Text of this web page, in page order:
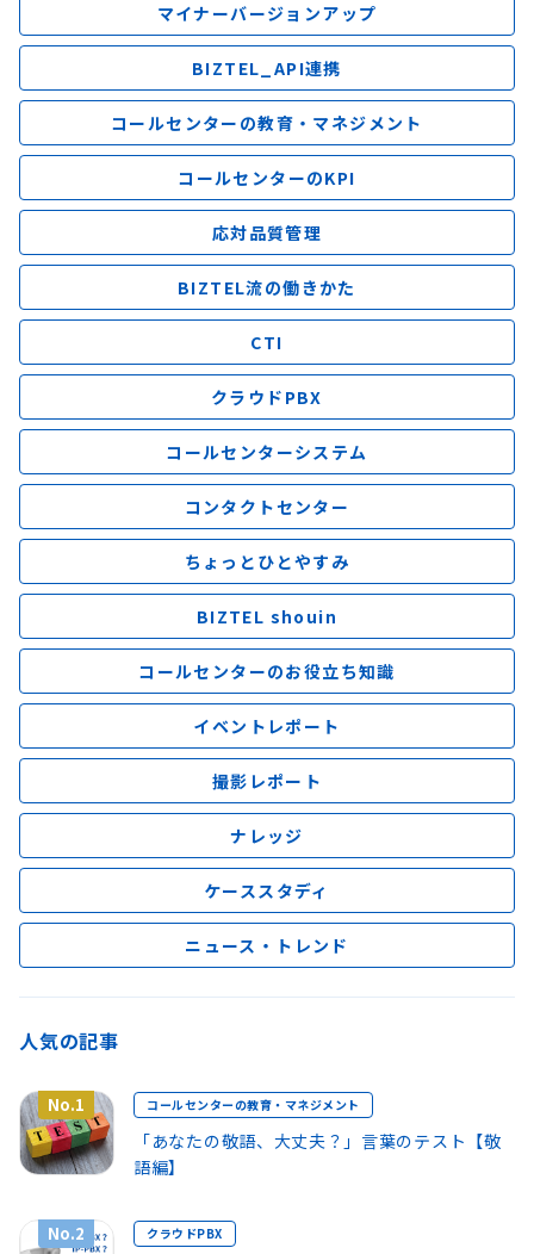
マイナーバージョンアップ
BIZTEL_API連携
コールセンターの教育・マネジメント
コールセンターのKPI
応対品質管理
BIZTEL流の働きかた
CTI
クラウドPBX
コールセンターシステム
コンタクトセンター
ちょっとひとやすみ
BIZTEL shouin
コールセンターのお役立ち知識
イベントレポート
撮影レポート
ナレッジ
ケーススタディ
ニュース・トレンド
人気の記事
No.1 コールセンターの教育・マネジメント
「あなたの敬語、大丈夫？」言葉のテスト【敬
語編】
No.2 クラウドPBX